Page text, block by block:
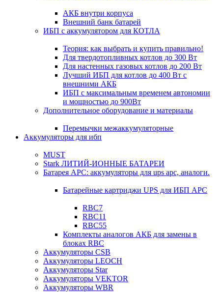
АКБ внутри корпуса
Внешний банк батарей
ИБП с аккумулятором для КОТЛА
Теория: как выбрать и купить правильно!
Для твердотопливных котлов до 300 Вт
Для настенных газовых котлов до 200 Вт
Лучший ИБП для котлов до 400 Вт с
внешними АКБ
ИБП с максимальным временем автономии
и мощностью до 900Вт
Дополнительное оборудование и материалы
Перемычки межаккумуляторные
Аккумуляторы для ибп
MUST
Stark ЛИТИЙ-ИОННЫЕ БАТАРЕИ
Батарея APC: аккумуляторы для ups apc, аналоги.
Батарейные картриджи UPS для ИБП APC
RBC7
RBC11
RBC55
Комплекты аналогов АКБ для замены в
блоках RBC
Аккумуляторы CSB
Аккумуляторы LEOCH
Аккумуляторы Star
Аккумуляторы VEKTOR
Аккумуляторы WBR